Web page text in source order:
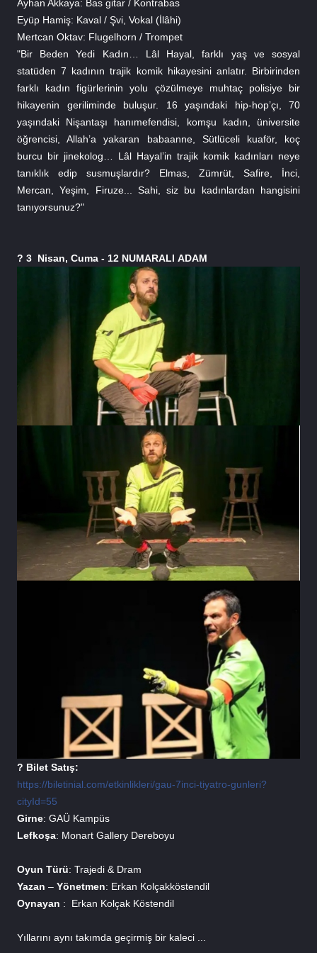
Ayhan Akkaya: Bas gitar / Kontrabas
Eyüp Hamiş: Kaval / Şvi, Vokal (İlâhi)
Mertcan Oktav: Flugelhorn / Trompet
"Bir Beden Yedi Kadın… Lâl Hayal, farklı yaş ve sosyal
statüden 7 kadının trajik komik hikayesini anlatır. Birbirinden
farklı kadın figürlerinin yolu çözülmeye muhtaç polisiye bir
hikayenin geriliminde buluşur. 16 yaşındaki hip-hop’çı, 70
yaşındaki Nişantaşı hanımefendisi, komşu kadın, üniversite
öğrencisi, Allah’a yakaran babaanne, Sütlüceli kuaför, koç
burcu bir jinekolog… Lâl Hayal’in trajik komik kadınları neye
tanıklık edip susmuşlardır? Elmas, Zümrüt, Safire, İnci,
Mercan, Yeşim, Firuze... Sahi, siz bu kadınlardan hangisini
tanıyorsunuz?"
? 3  Nisan, Cuma - 12 NUMARALI ADAM
? Bilet Satış:
https://biletinial.com/etkinlikleri/gau-7inci-tiyatro-gunleri?
cityId=55
Girne: GAÜ Kampüs
Lefkoşa: Monart Gallery Dereboyu
Oyun Türü: Trajedi & Dram
Yazan – Yönetmen: Erkan Kolçakköstendil
Oynayan :  Erkan Kolçak Köstendil
Yıllarını aynı takımda geçirmiş bir kaleci ...